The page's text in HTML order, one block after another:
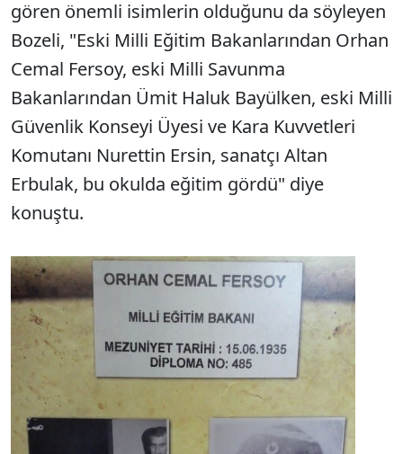
gören önemli isimlerin olduğunu da söyleyen
Bozeli, "Eski Milli Eğitim Bakanlarından Orhan
Cemal Fersoy, eski Milli Savunma
Bakanlarından Ümit Haluk Bayülken, eski Milli
Güvenlik Konseyi Üyesi ve Kara Kuvvetleri
Komutanı Nurettin Ersin, sanatçı Altan
Erbulak, bu okulda eğitim gördü" diye
konuştu.